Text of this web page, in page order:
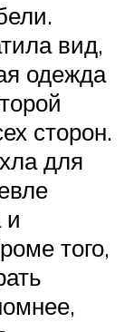
вид,
одежда
сторон.
для
и
того,